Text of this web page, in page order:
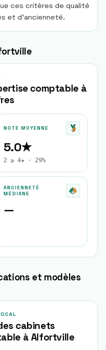
ces critères de qualité
et d’ancienneté.
comptable à
NOTE MOYENNE
5.0★
2 ≥ 4★ · 29%
ANCIENNETÉ
MÉDIANE
—
et modèles
cabinets
àAlfortville